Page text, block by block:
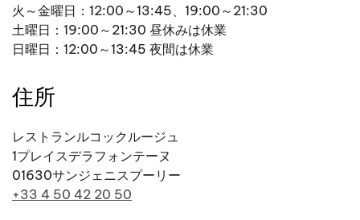
火～金曜日：12:00～13:45、19:00～21:30
土曜日：19:00～21:30 昼休みは休業
日曜日：12:00～13:45 夜間は休業
住所
レストランルコックルージュ
1プレイスデラフォンテーヌ
01630サンジェニスプーリー
+33 4 50 42 20 50